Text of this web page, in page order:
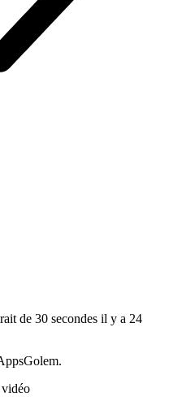
de 30 secondes il y a 24